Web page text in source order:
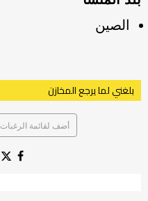
الصين
بلغني لما يرجع المخازن
أضف لقائمة الرغبات